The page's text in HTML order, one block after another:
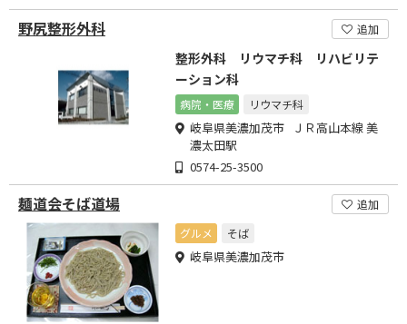
野尻整形外科 追加
整形外科 リウマチ科 リハビリテ
ーション科
病院・医療 リウマチ科
岐阜県美濃加茂市 ＪＲ高山本線 美
濃太田駅
0574-25-3500
麺道会そば道場
追加
グルメ
そば
岐阜県美濃加茂市